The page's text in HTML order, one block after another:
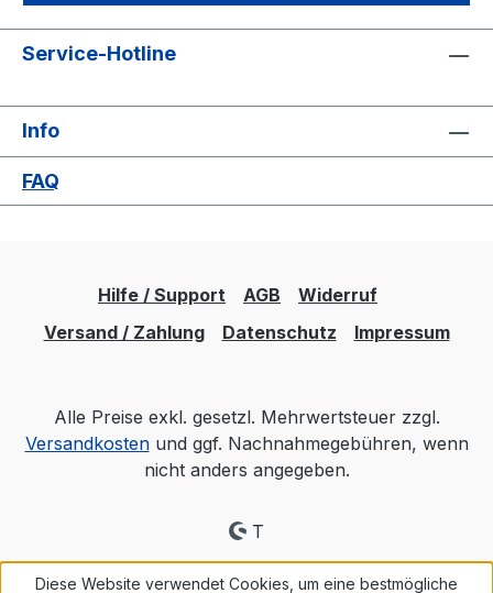
Service-Hotline
Info
FAQ
Hilfe / Support AGB
Widerruf
Versand / Zahlung
Datenschutz Impressum
Alle Preise exkl. gesetzl. Mehrwertsteuer zzgl.
Versandkostenund ggf. Nachnahmegebühren, wenn
nicht anders angegeben.
T
Diese Website verwendet Cookies, um eine bestmögliche